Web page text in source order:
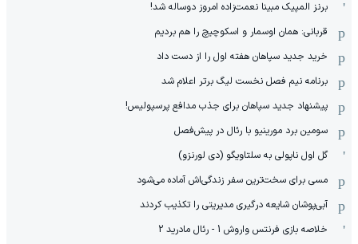
برنز المپیک مبینا نعمت‌زاده امروز دوساله شد!
قربانی: همان اوسمار و اسکوچیچ را هم بردیم
خرید جدید سپاهان هفته اول را از دست داد
برنامه نیم فصل نخست لیگ برتر اعلام شد
پیشنهاد جدید سپاهان برای جذب مدافع پرسپولیس!
سومین برد مورینیو با رئال در پیش‌فصل
گل اول ناپولی به سلتاویگو (دی لورنزو)
مسی برای سخت‌ترین سفر زندگی‌اش آماده می‌شود
آبی‌پوشان شایعه درگیری مدیریتی را تکذیب کردند
خلاصه بازی فرنتس واروش 1 - رئال مادرید 2